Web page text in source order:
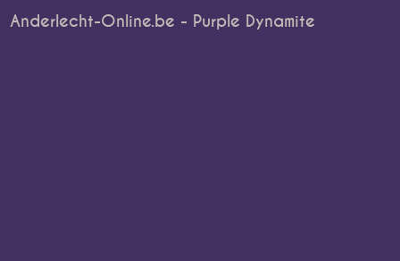
Anderlecht-Online.be - Purple Dynamite